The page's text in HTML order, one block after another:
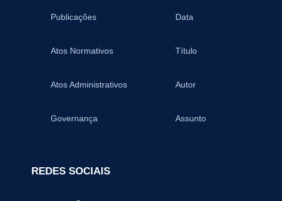
Publicações
Atos Normativos
Atos Administrativos
Governança
Data
Título
Autor
Assunto
REDES SOCIAIS